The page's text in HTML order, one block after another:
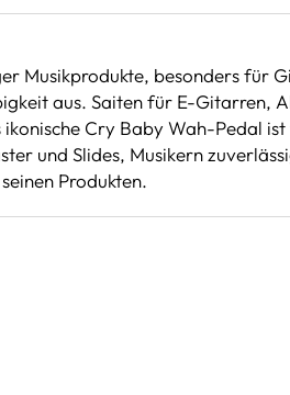
Musikprodukte, besonders für
aus. Saiten für E-Gitarren,
Cry Baby Wah-Pedal
und Slides, Musikern
Produkten.